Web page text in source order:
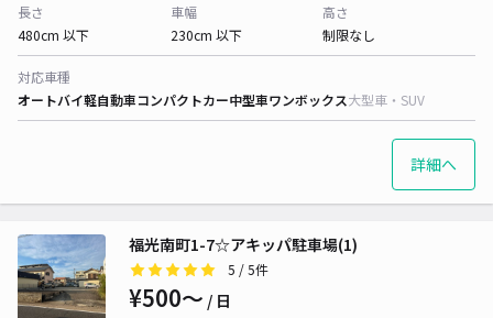
長さ
480cm 以下
車幅
230cm 以下
高さ
制限なし
対応車種
オートバイ軽自動車コンパクトカー中型車ワンボックス大型車・SUV
詳細へ
福光南町1-7☆アキッパ駐車場(1)
5 / 5件
¥500〜 / 日